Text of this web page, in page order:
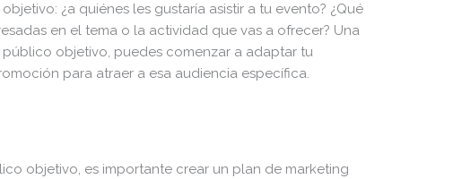
¿a quiénes les gustaría asistir a tu evento? ¿Qué
en el tema o la actividad que vas a ofrecer? Una
objetivo, puedes comenzar a adaptar tu
para atraer a esa audiencia específica.
objetivo, es importante crear un plan de marketing